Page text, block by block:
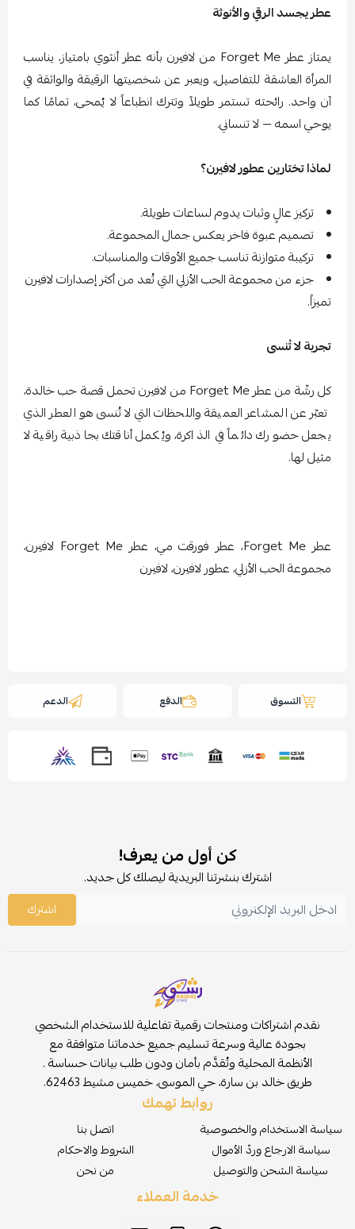
عطر يجسد الرقي والأنوثة
يمتاز عطر Forget Me من لافيرن بأنه عطر أنثوي بامتياز، يناسب
المرأة العاشقة للتفاصيل، ويعبر عن شخصيتها الرقيقة والواثقة في
آن واحد. رائحته تستمر طويلاً وتترك انطباعاً لا يُمحى، تمامًا كما
يوحي اسمه — لا تنساني.
لماذا تختارين عطور لافيرن؟
تركيز عالٍ وثبات يدوم لساعات طويلة.
تصميم عبوة فاخر يعكس جمال المجموعة.
تركيبة متوازنة تناسب جميع الأوقات والمناسبات.
جزء من مجموعة الحب الأزلي التي تُعد من أكثر إصدارات لافيرن
تميزاً.
تجربة لا تُنسى
كل رشّة من عطر Forget Me من لافيرن تحمل قصة حب خالدة،
تعبّر عن المشاعر العميقة واللحظات التي لا تُنسى هو العطر الذي
يجعل حضورك دائماً في الذاكرة، ويُكمل أناقتك بجاذبية راقية لا
مثيل لها.
عطر Forget Me، عطر فورقت مي، عطر Forget Me لافيرن،
مجموعة الحب الأزلي، عطور لافيرن، لافيرن
التسوق الدفع الدعم
كن أول من يعرف!
اشترك بنشرتنا البريدية ليصلك كل جديد.
اشترك
نقدم اشتراكات ومنتجات رقمية تفاعلية للاستخدام الشخصي
بجودة عالية وسرعة تسليم جميع خدماتنا متوافقة مع
الأنظمة المحلية وتُقدَّم بأمان ودون طلب بيانات حساسة .
طريق خالد بن سارة، حي الموسى، خميس مشيط 62463.
روابط تهمك
سياسة الاستخدام والخصوصية
سياسة الارجاع وردّ الأموال
سياسة الشحن والتوصيل
اتصل بنا
الشروط والاحكام
من نحن
خدمة العملاء